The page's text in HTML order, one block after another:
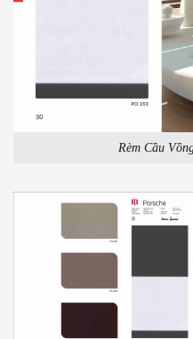
Rèm Cầu